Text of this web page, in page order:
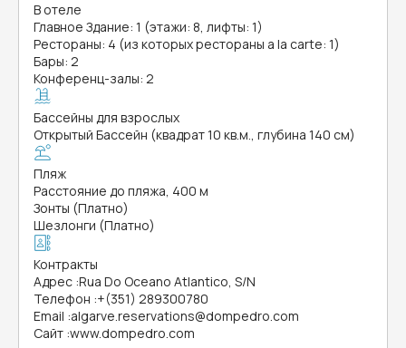
В отеле
Главное Здание: 1 (этажи: 8, лифты: 1)
Рестораны: 4 (из которых рестораны a la carte: 1)
Бары: 2
Конференц-залы: 2
Бассейны для взрослых
Открытый Бассейн (квадрат 10 кв.м., глубина 140 см)
Пляж
Расстояние до пляжа, 400 м
Зонты (Платно)
Шезлонги (Платно)
Контракты
Адрес :Rua Do Oceano Atlantico, S/N
Телефон :+(351) 289300780
Email :algarve.reservations@dompedro.com
Сайт :www.dompedro.com